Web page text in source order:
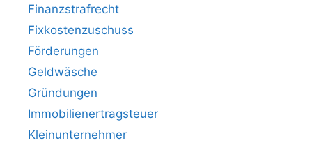
Finanzstrafrecht
Fixkostenzuschuss
Förderungen
Geldwäsche
Gründungen
Immobilienertragsteuer
Kleinunternehmer